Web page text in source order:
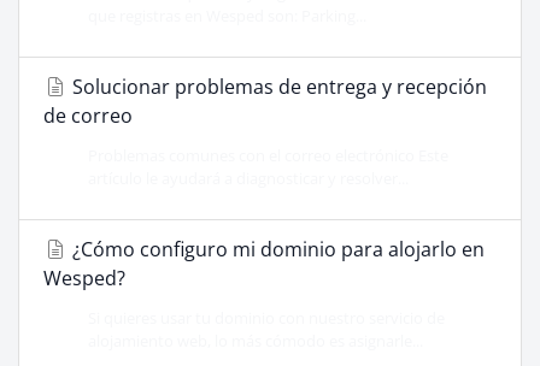
Solucionar problemas de entrega y recepción
de correo
¿Cómo configuro mi dominio para alojarlo en
Wesped?